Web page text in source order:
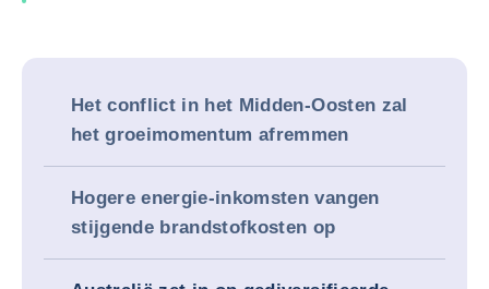
Het conflict in het Midden-Oosten zal
het groeimomentum afremmen
Hogere energie-inkomsten vangen
stijgende brandstofkosten op